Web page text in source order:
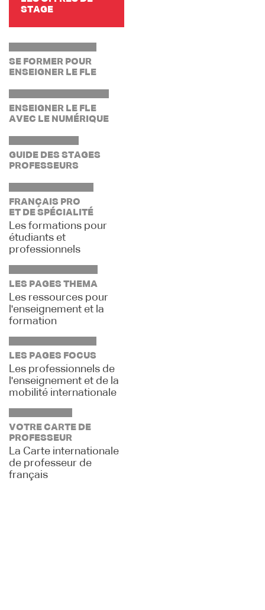
STAGE
SE FORMER POUR
ENSEIGNER LE FLE
ENSEIGNER LE FLE
AVEC LE NUMÉRIQUE
GUIDE DES STAGES
PROFESSEURS
FRANÇAIS PRO
ET DE SPÉCIALITÉ
Les formations pour
étudiants et
professionnels
LES PAGES THEMA
Les ressources pour
l'enseignement et la
formation
LES PAGES FOCUS
Les professionnels de
l'enseignement et de la
mobilité internationale
VOTRE CARTE DE
PROFESSEUR
La Carte internationale
de professeur de
français